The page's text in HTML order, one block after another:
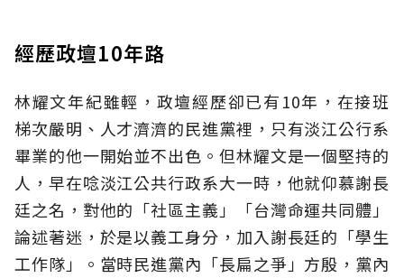
經歷政壇10年路
林耀文年紀雖輕，政壇經歷卻已有10年，在接班
梯次嚴明、人才濟濟的民進黨裡，只有淡江公行系
畢業的他一開始並不出色。但林耀文是一個堅持的
人，早在唸淡江公共行政系大一時，他就仰慕謝長
廷之名，對他的「社區主義」「台灣命運共同體」
論述著迷，於是以義工身分，加入謝長廷的「學生
工作隊」。當時民進黨內「長扁之爭」方殷，黨內